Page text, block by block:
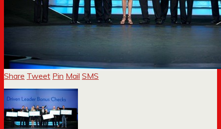
Share Tweet Pin Mail SMS